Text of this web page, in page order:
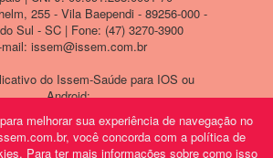
melhorar sua experiência de navegação no
você concorda com a política de
Para ter mais informações sobre como isso
255 - Vila Baependi - 89256-000 -
Sul - SC | Fone: (47) 3270-3900
mail: issem@issem.com.br
do Issem-Saúde para IOS ou
Android: